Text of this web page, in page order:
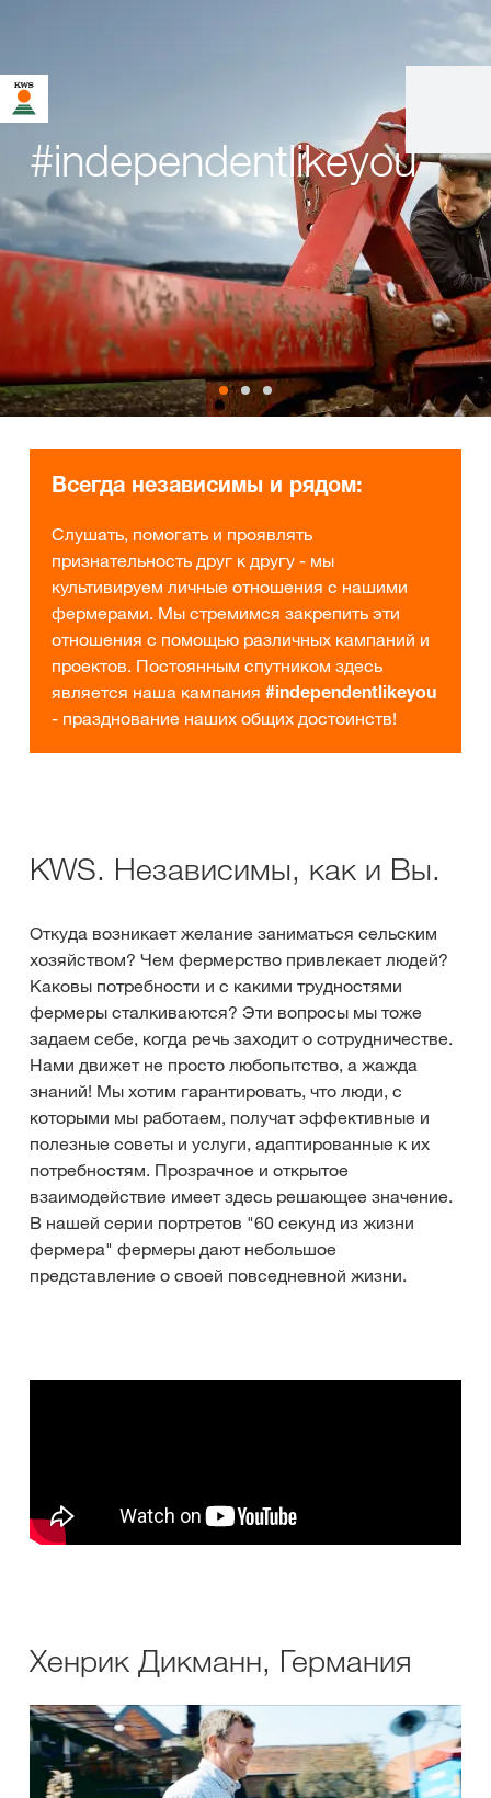
#independentlikeyou
Всегда независимы и рядом:
Слушать, помогать и проявлять
признательность друг к другу - мы
культивируем личные отношения с нашими
фермерами. Мы стремимся закрепить эти
отношения с помощью различных кампаний и
проектов. Постоянным спутником здесь
является наша кампания #independentlikeyou
- празднование наших общих достоинств!
KWS. Независимы, как и Вы.
Откуда возникает желание заниматься сельским
хозяйством? Чем фермерство привлекает людей?
Каковы потребности и с какими трудностями
фермеры сталкиваются? Эти вопросы мы тоже
задаем себе, когда речь заходит о сотрудничестве.
Нами движет не просто любопытство, а жажда
знаний! Мы хотим гарантировать, что люди, с
которыми мы работаем, получат эффективные и
полезные советы и услуги, адаптированные к их
потребностям. Прозрачное и открытое
взаимодействие имеет здесь решающее значение.
В нашей серии портретов "60 секунд из жизни
фермера" фермеры дают небольшое
представление о своей повседневной жизни.
Хенрик Дикманн, Германия